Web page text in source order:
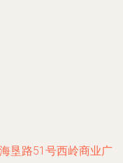
垦路51号西岭商业广